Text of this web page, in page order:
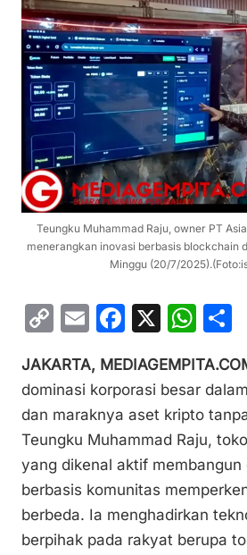
Teungku Muhammad Raju, owner PT
menerangkan inovasi berbasis blockchain
Minggu (20/7/
C
p
y
Li
n
k
E
ai
l
F
c
e
b
o
o
k
X
W
at
s
A
p
p
e
JAKARTA,
dominasi korporasi besar
dan maraknya aset kripto
Teungku Muhammad Raju,
yang dikenal aktif membangun
berbasis komunitas
berbeda. Ia menghadirkan
berpihak pada rakyat berupa